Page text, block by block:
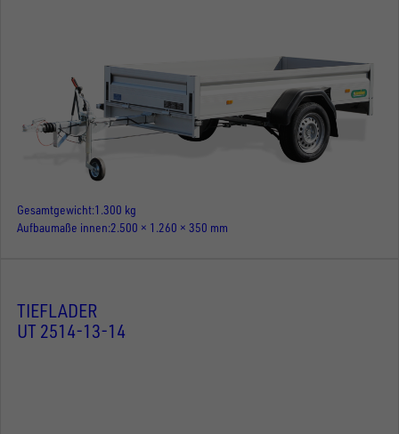
Gesamtgewicht 1.300 kg
Aufbaumaße innen 2.500 × 1.260 × 350 mm
TIEFLADER
UT 2514-13-14